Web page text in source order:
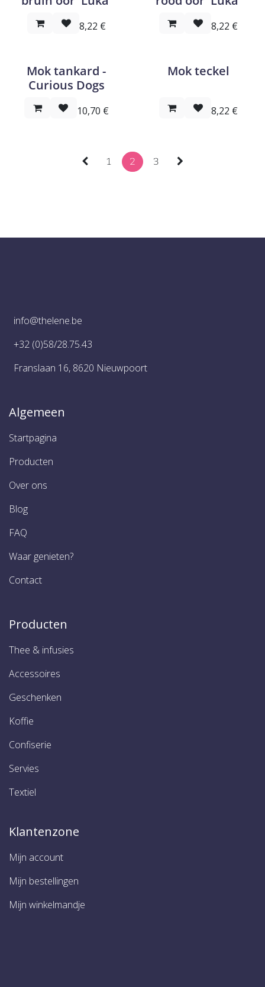
8,22 € 8,22 €
Mok tankard -
Curious Dogs
10,70 €
Mok teckel
8,22 €
1 2 3
info@thelene.be
+32 (0)58/28.75.43
Franslaan 16, 8620 Nieuwpoort
Algemeen
Startpagina
Producten
Over ons
Blog
FAQ
Waar genieten?
Contact
Producten
Thee & infusies
Accessoires
Geschenken
Koffie
Confiserie
Servies
Textiel
Klantenzone
Mijn account
Mijn bestellingen
Mijn winkelmandje